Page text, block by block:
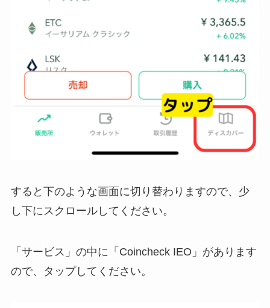
すると下のような画面に切り替わりますので、少
し下にスクロールしてください。
「サービス」の中に「Coincheck IEO」があります
ので、タップしてください。